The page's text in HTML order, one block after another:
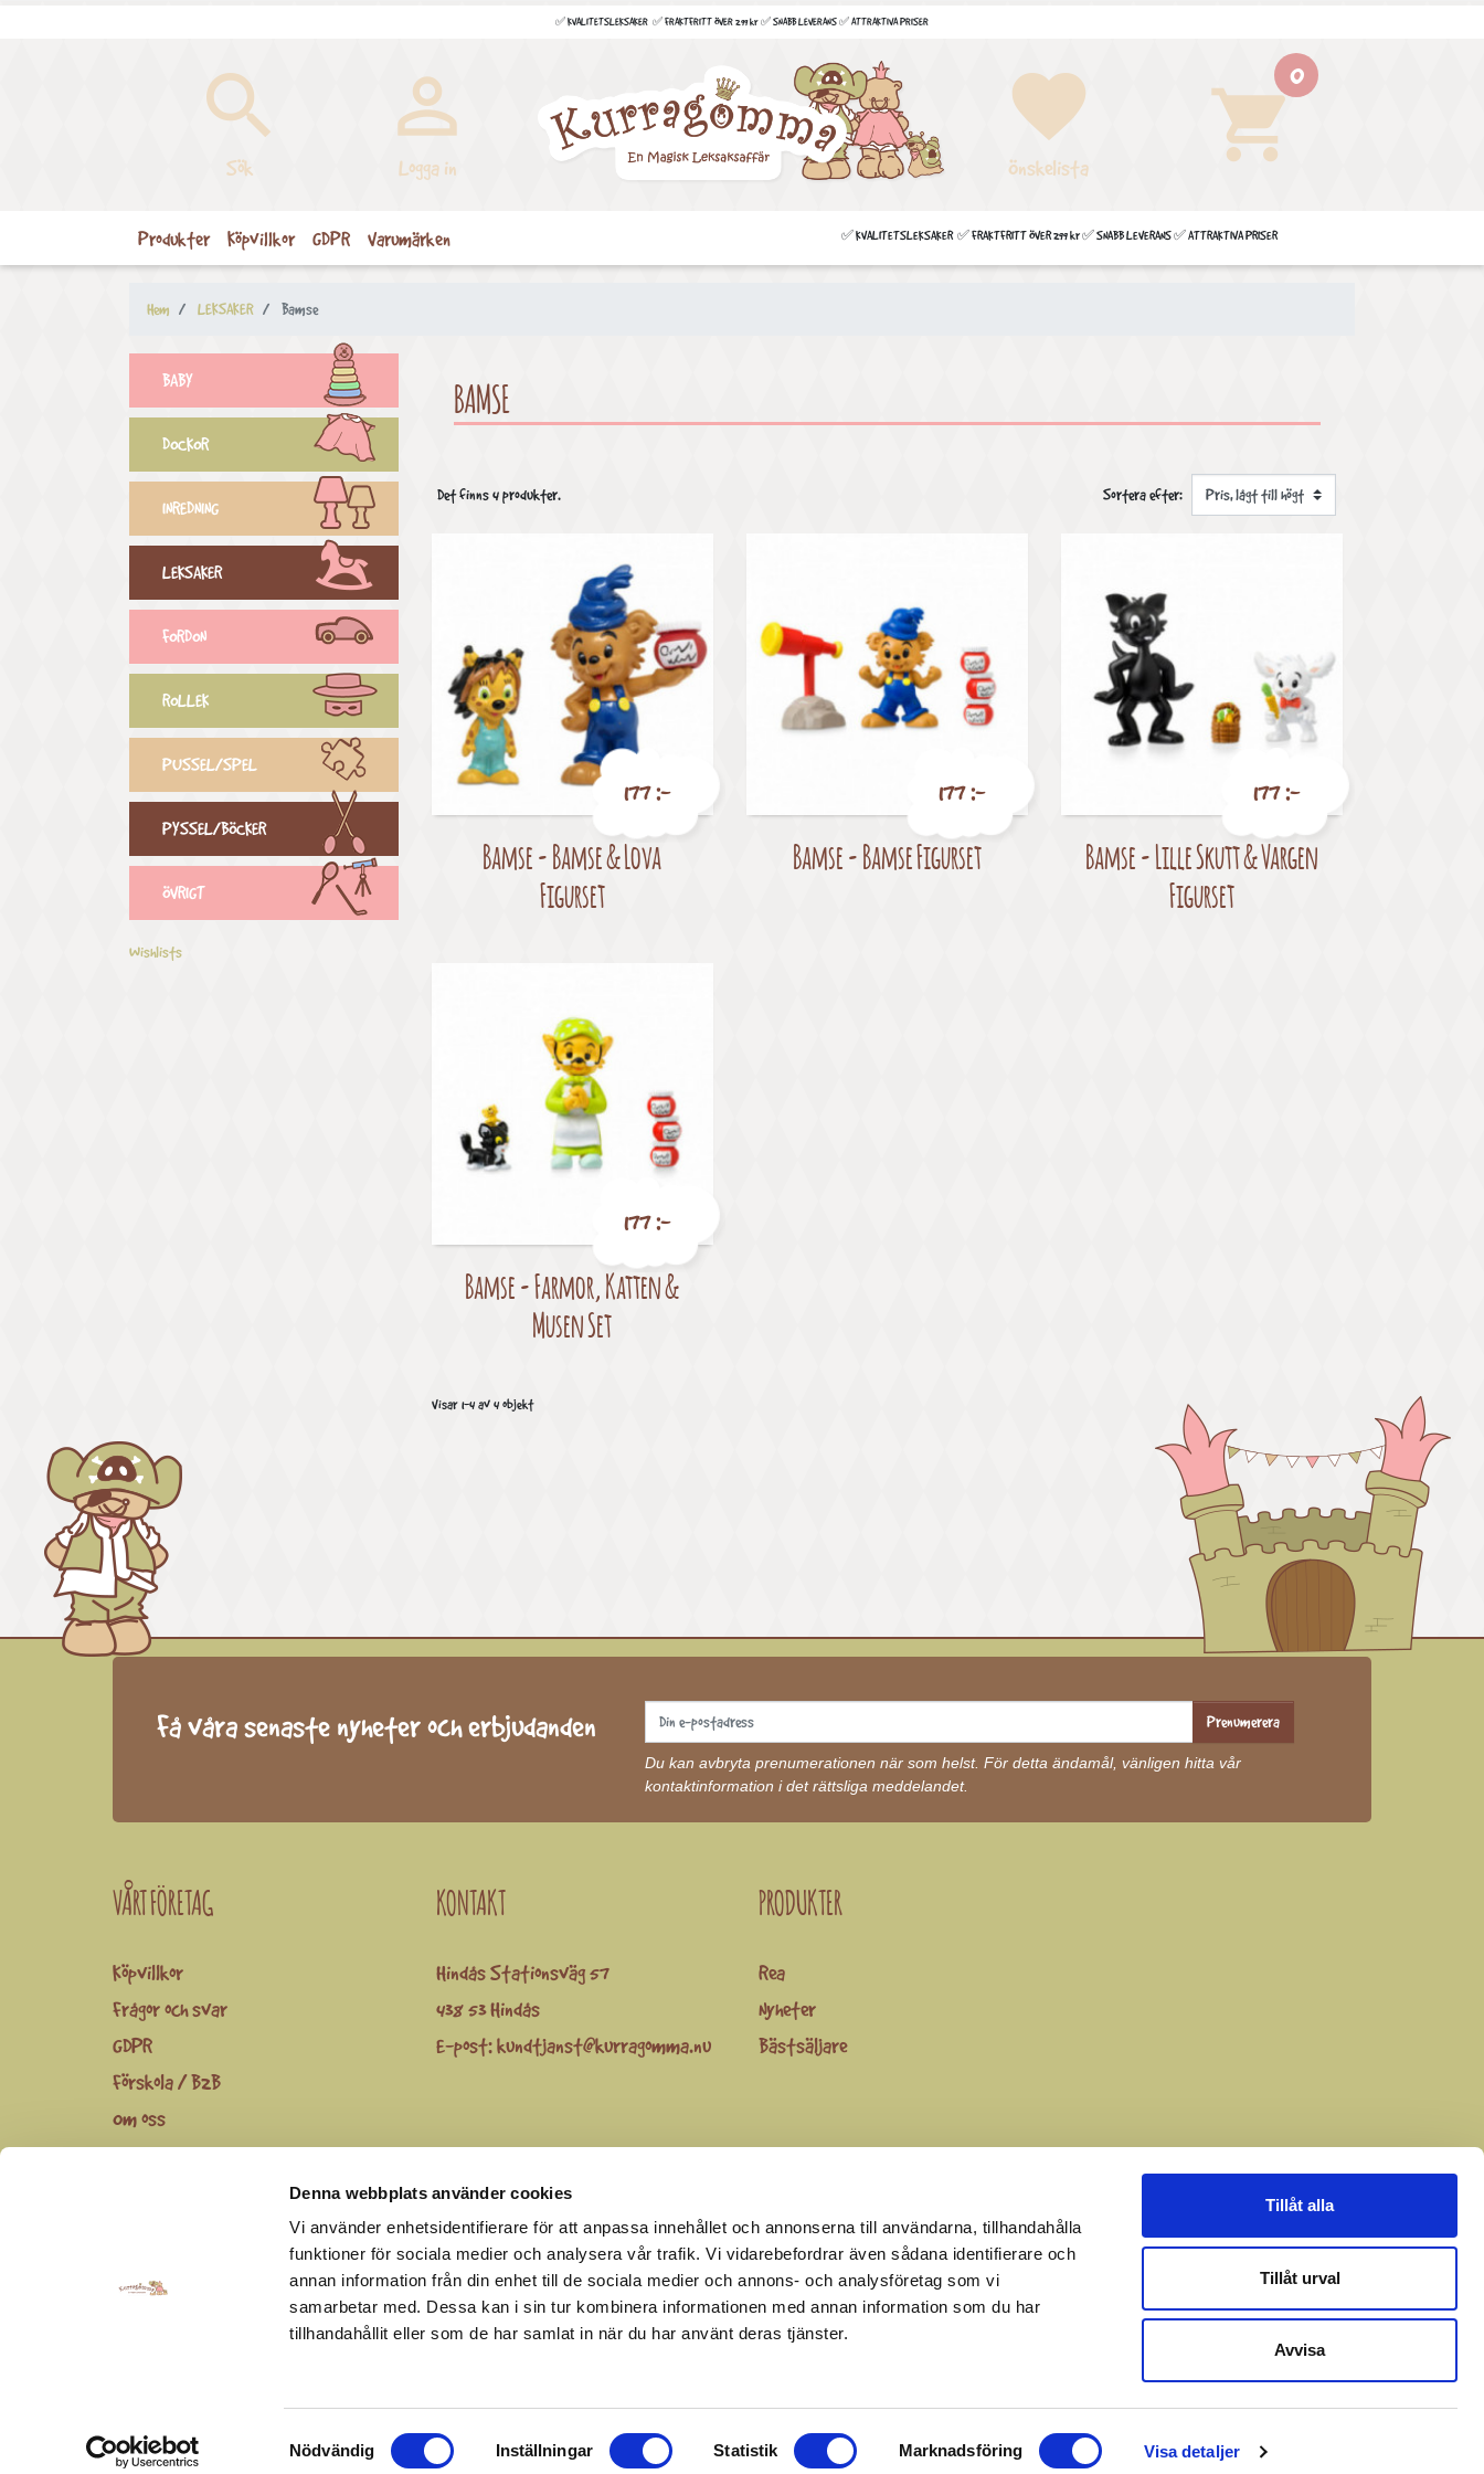
Denna webbplats använder cookies
Vi använder enhetsidentifierare för att anpassa innehållet och annonserna till användarna, tillhandahålla
funktioner för sociala medier och analysera vår trafik. Vi vidarebefordrar även sådana identifierare och
annan information från din enhet till de sociala medier och annons- och analysföretag som vi
samarbetar med. Dessa kan i sin tur kombinera informationen med annan information som du har
tillhandahållit eller som de har samlat in när du har använt deras tjänster.
Samtyckesval
Nödvändig Inställningar Statistik Marknadsföring Visa detaljer
Tillåt alla
Tillåt urval
Avvisa
✅ KVALITETSLEKSAKER ✅ FRAKTFRITT ÖVER 299 kr ✅ SNABB LEVERANS ✅ ATTRAKTIVA PRISER

Sök

Logga in
favorite
Önskelista shopping_cart
0
Produkter Köpvillkor GDPR Varumärken ✅ KVALITETSLEKSAKER ✅ FRAKTFRITT ÖVER 299 kr ✅ SNABB LEVERANS ✅ ATTRAKTIVA PRISER
Hem LEKSAKER Bamse
BABY
DOCKOR
INREDNING
LEKSAKER
FORDON
ROLLEK
PUSSEL/SPEL
PYSSEL/BÖCKER
ÖVRIGT
Wishlists
BAMSE
Det finns 4 produkter. Sortera efter:
Pris
177 :-
Bamse - Bamse & Lova
Figurset
Pris
177 :-
Bamse - Bamse Figurset Pris
177 :-
Bamse - Lille Skutt & Vargen
Figurset
Pris
177 :-
Bamse - Farmor, Katten &
Musen Set
Visar 1-4 av 4 objekt
Få våra senaste nyheter och erbjudanden Prenumerera
Du kan avbryta prenumerationen när som helst. För detta ändamål, vänligen hitta vår
kontaktinformation i det rättsliga meddelandet.
VÅRT FÖRETAG
Köpvillkor
Frågor och svar
GDPR
Förskola / B2B
Om oss
KONTAKT
Hindås Stationsväg 57
438 53 Hindås
E-post:kundtjanst@kurragomma.nu
PRODUKTER
Rea
Nyheter
Bästsäljare
Facebook,Instagramochyoutube
Kurragömma™© 2019 Ägare AWLY AB© 2019